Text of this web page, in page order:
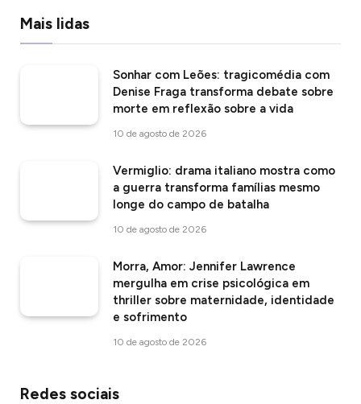
Mais lidas
Sonhar com Leões: tragicomédia com
Denise Fraga transforma debate sobre
morte em reflexão sobre a vida
10 de agosto de 2026
Vermiglio: drama italiano mostra como
a guerra transforma famílias mesmo
longe do campo de batalha
10 de agosto de 2026
Morra, Amor: Jennifer Lawrence
mergulha em crise psicológica em
thriller sobre maternidade, identidade
e sofrimento
10 de agosto de 2026
Redes sociais